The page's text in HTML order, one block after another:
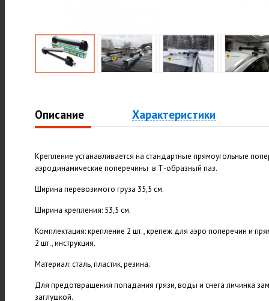
Описание Характеристики
Крепление устанавливается на стандартные прямоугольные
аэродинамические поперечины в Т-образный паз.
Ширина перевозимого груза 35,5 см.
Ширина крепления: 53,5 см.
Комплектация: крепление 2 шт., крепеж для аэро поперечин и
2 шт., инструкция.
Материал: сталь, пластик, резина.
Для предотвращения попадания грязи, воды и снега личинка
заглушкой.